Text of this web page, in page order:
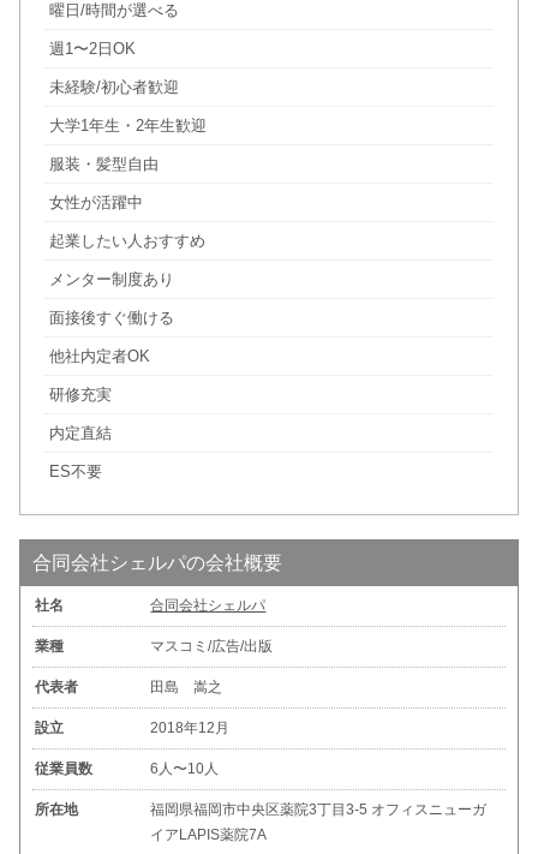
曜日/時間が選べる
週1〜2日OK
未経験/初心者歓迎
大学1年生・2年生歓迎
服装・髪型自由
女性が活躍中
起業したい人おすすめ
メンター制度あり
面接後すぐ働ける
他社内定者OK
研修充実
内定直結
ES不要
合同会社シェルパの会社概要
社名 合同会社シェルパ
業種 マスコミ/広告/出版
代表者 田島 嵩之
設立 2018年12月
従業員数 6人〜10人
所在地
福岡県福岡市中央区薬院3丁目3-5 オフィスニューガ
イアLAPIS薬院7A